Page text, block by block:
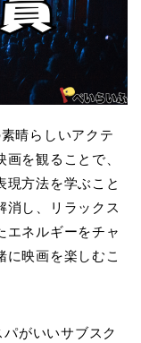
晴らしいアクテ
を観ることで、
現方法を学ぶこと
消し、リラックス
エネルギーをチャ
に映画を楽しむこ
がいいサブスク